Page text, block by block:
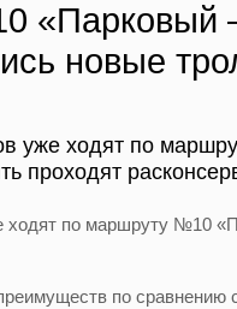
новые
уже ходят по
проходят
ходят по маршруту №10
по сравнению